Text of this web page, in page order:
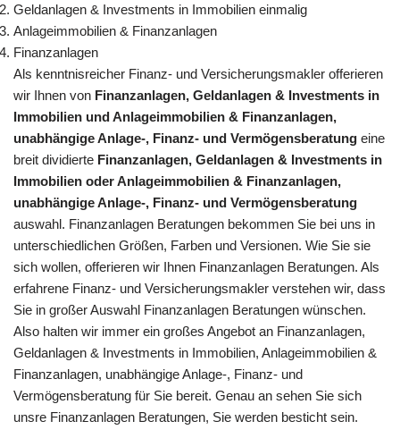
Geldanlagen & Investments in Immobilien einmalig
Anlageimmobilien & Finanzanlagen
Finanzanlagen
Als kenntnisreicher Finanz- und Versicherungsmakler offerieren
wir Ihnen von Finanzanlagen, Geldanlagen & Investments in
Immobilien und Anlageimmobilien & Finanzanlagen,
unabhängige Anlage-, Finanz- und Vermögensberatung eine
breit dividierte Finanzanlagen, Geldanlagen & Investments in
Immobilien oder Anlageimmobilien & Finanzanlagen,
unabhängige Anlage-, Finanz- und Vermögensberatung
auswahl. Finanzanlagen Beratungen bekommen Sie bei uns in
unterschiedlichen Größen, Farben und Versionen. Wie Sie sie
sich wollen, offerieren wir Ihnen Finanzanlagen Beratungen. Als
erfahrene Finanz- und Versicherungsmakler verstehen wir, dass
Sie in großer Auswahl Finanzanlagen Beratungen wünschen.
Also halten wir immer ein großes Angebot an Finanzanlagen,
Geldanlagen & Investments in Immobilien, Anlageimmobilien &
Finanzanlagen, unabhängige Anlage-, Finanz- und
Vermögensberatung für Sie bereit. Genau an sehen Sie sich
unsre Finanzanlagen Beratungen, Sie werden besticht sein.